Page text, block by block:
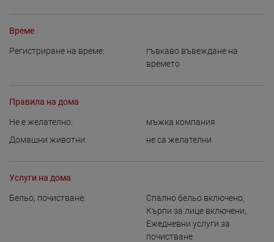
Време
Регистриране на време:
гъвкаво въвеждане на
времето
Правила на дома
Не е желателно:
мъжка компания
Домашни животни:
не са желателни
Услуги на дома
Бельо, почистване: Спално бельо включено,
Кърпи за лице включени,
Ежедневни услуги за
почистване